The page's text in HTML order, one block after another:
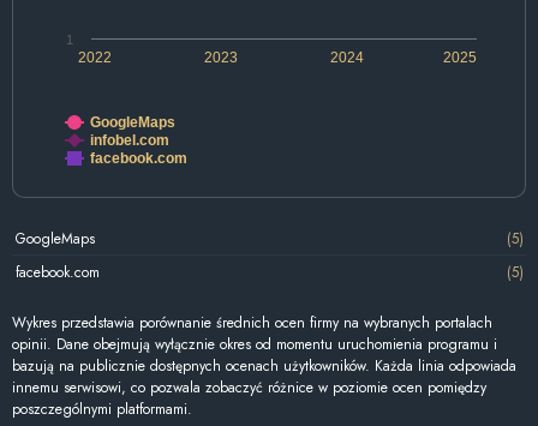
2022 2024
2023 2025
1
GoogleMaps
infobel.com
facebook.com
GoogleMaps
(5)
facebook.com
(5)
Wykres przedstawia porównanie średnich ocen firmy na wybranych portalach
opinii. Dane obejmują wyłącznie okres od momentu uruchomienia programu i
bazują na publicznie dostępnych ocenach użytkowników. Każda linia odpowiada
innemu serwisowi, co pozwala zobaczyć różnice w poziomie ocen pomiędzy
poszczególnymi platformami.